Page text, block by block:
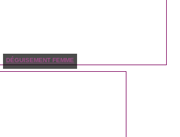
DÉGUISEMENT FEMME